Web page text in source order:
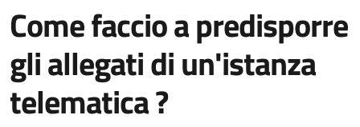
Come faccio a predisporre
gli allegati di un'istanza
telematica ?